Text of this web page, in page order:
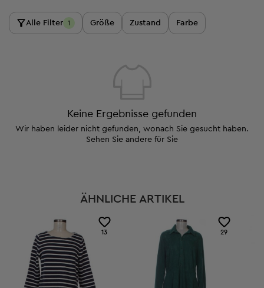
Alle Filter 1 Größe Zustand Farbe
Keine Ergebnisse gefunden
Wir haben leider nicht gefunden, wonach Sie gesucht haben.
Sehen Sie andere für Sie
ÄHNLICHE ARTIKEL
13 29